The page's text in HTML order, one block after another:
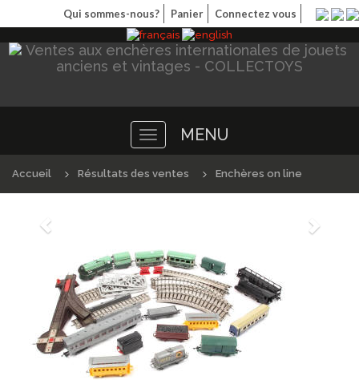
Qui sommes-nous? Panier Connectez vous
Toggle
navigation
MENU
Accueil Résultats des ventes Enchères on line
Précédént